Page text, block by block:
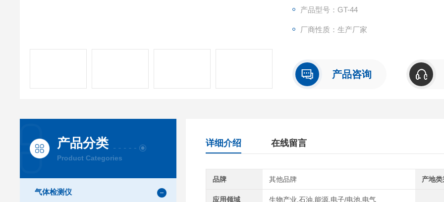
产品型号：GT-44
厂商性质：生产厂家
产品咨询
产品分类
Product Categories
气体检测仪
详细介绍 在线留言
品牌 其他品牌 产地类
应用领域 生物产业,石油,能源,电子/电池,电气